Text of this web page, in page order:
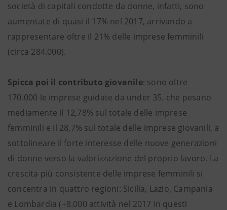
società di capitali condotte da donne, infatti, sono
aumentate di quasi il 17% nel 2017, arrivando a
rappresentare oltre il 21% delle imprese femminili
(circa 284.000).
Spicca poi il contributo giovanile: sono oltre
170.000 le imprese guidate da under 35, che pesano
mediamente il 12,78% sul totale delle imprese
femminili e il 28,7% sul totale delle imprese giovanili, a
sottolineare il forte interesse delle nuove generazioni
di donne verso la valorizzazione del proprio lavoro. La
crescita più consistente delle imprese femminili si
concentra in quattro regioni: Sicilia, Lazio, Campania
e Lombardia (+8.000 attività nel 2017 in questi